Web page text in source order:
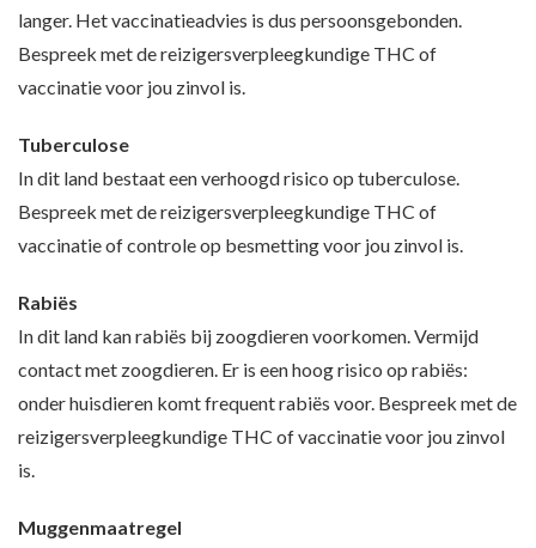
langer. Het vaccinatieadvies is dus persoonsgebonden.
Bespreek met de reizigersverpleegkundige THC of
vaccinatie voor jou zinvol is.
Tuberculose
In dit land bestaat een verhoogd risico op tuberculose.
Bespreek met de reizigersverpleegkundige THC of
vaccinatie of controle op besmetting voor jou zinvol is.
Rabiës
In dit land kan rabiës bij zoogdieren voorkomen. Vermijd
contact met zoogdieren. Er is een hoog risico op rabiës:
onder huisdieren komt frequent rabiës voor. Bespreek met de
reizigersverpleegkundige THC of vaccinatie voor jou zinvol
is.
Muggenmaatregel